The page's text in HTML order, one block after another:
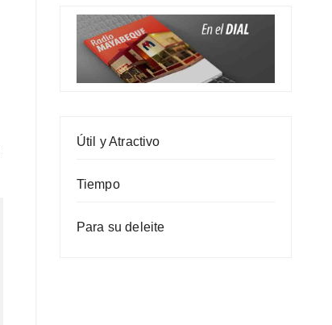
Útil y Atractivo
Tiempo
Para su deleite